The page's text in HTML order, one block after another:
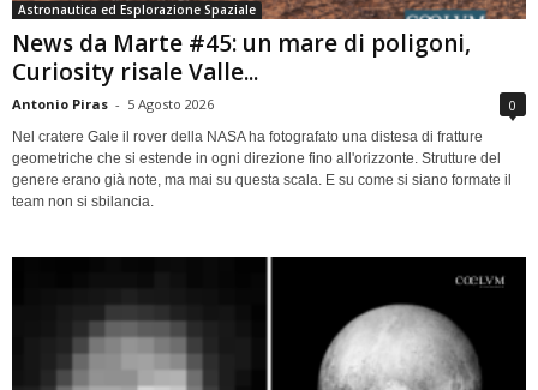
Astronautica ed Esplorazione Spaziale
News da Marte #45: un mare di poligoni,
Curiosity risale Valle...
Antonio Piras - 5 Agosto 2026 0
Nel cratere Gale il rover della NASA ha fotografato una distesa di fratture
geometriche che si estende in ogni direzione fino all'orizzonte. Strutture del
genere erano già note, ma mai su questa scala. E su come si siano formate il
team non si sbilancia.